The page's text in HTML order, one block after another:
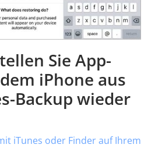
Sie App-
iPhone aus
Backup wieder
iTunes oder Finder auf Ihrem